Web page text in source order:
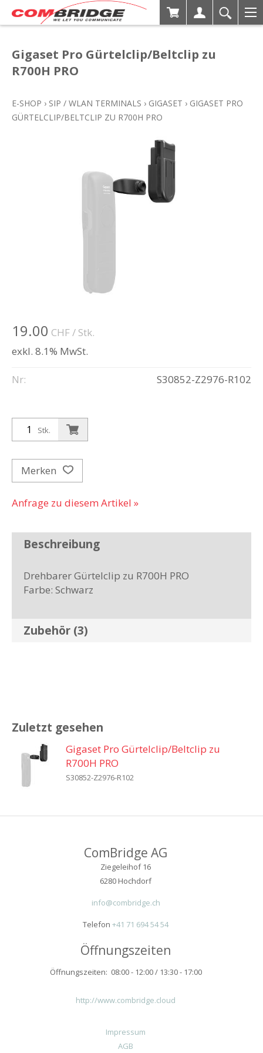
Gigaset Pro Gürtelclip/Beltclip zu
R700H PRO
E-SHOP › SIP / WLAN TERMINALS › GIGASET › GIGASET PRO
GÜRTELCLIP/BELTCLIP ZU R700H PRO
19.00 CHF/ Stk.
exkl. 8.1% MwSt.
Nr: S30852-Z2976-R102
Stk.
Merken
Anfrage zu diesem Artikel »
Beschreibung
Drehbarer Gürtelclip zu R700H PRO
Farbe: Schwarz
Zubehör (3)
Zuletzt gesehen
Gigaset Pro Gürtelclip/Beltclip zu
R700H PRO
S30852-Z2976-R102
ComBridge AG
Ziegeleihof 16
6280 Hochdorf
info@combridge.ch
Telefon +41 71 694 54 54
Öffnungszeiten
Öffnungszeiten: 08:00 - 12:00 / 13:30 - 17:00
http://www.combridge.cloud
Impressum
AGB